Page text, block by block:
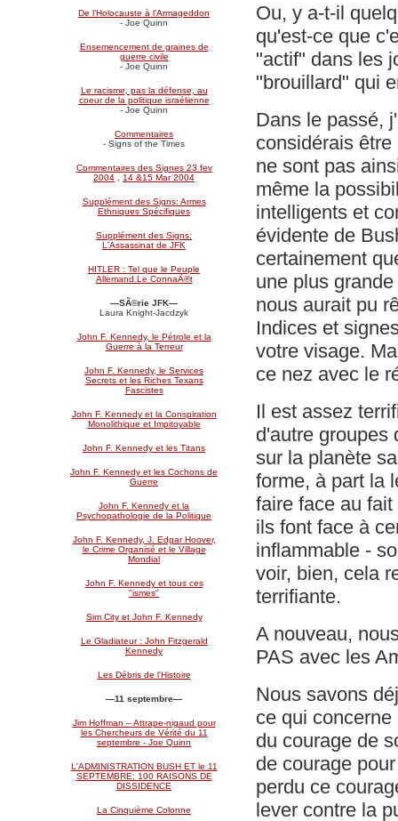
De l’Holocauste à l’Armageddon
- Joe Quinn
Ensemencement de graines de
guerre civile
- Joe Quinn
Le racisme, pas la défense, au
coeur de la politique israélienne
- Joe Quinn
Commentaires
- Signs of the Times
Commentaires des Signes 23 fev
2004
14 &15 Mar 2004
Supplément des Signs: Armes
Ethniques Spécifiques
Supplément des Signs:
L'Assassinat de JFK
HITLER : Tel que le Peuple
Allemand Le ConnaÃ®t
—SÃ©rie JFK—
Laura Knight-Jacdzyk
John F. Kennedy, le Pétrole et la
Guerre à la Terreur
John F. Kennedy, le Services
Secrets et les Riches Texans
Fascistes
John F. Kennedy et la Conspiration
Monolithique et Impitoyable
John F. Kennedy et les Titans
John F. Kennedy et les Cochons de
Guerre
John F. Kennedy et la
Psychopathologie de la Politique
John F. Kennedy, J. Edgar Hoover,
le Crime Organisé et le Village
Mondial
John F. Kennedy et tous ces
"ismes"
Sim City et John F. Kennedy
Le Gladiateur : John Fitzgerald
Kennedy
Les Débris de l'Histoire
—11 septembre—
Jim Hoffman – Attrape-nigaud pour
les Chercheurs de Vérité du 11
septembre - Joe Quinn
L'ADMINISTRATION BUSH ET le 11
SEPTEMBRE: 100 RAISONS DE
DISSIDENCE
La Cinquième Colonne
Ou, y a-t-il
qu'est-ce que
"actif" dans les
"brouillard" qui
Dans le passé,
considérais
ne sont pas
même la
intelligents et
évidente de
certainement
une plus
nous aurait pu
Indices et
votre visage.
ce nez avec le
Il est assez
d'autre groupes
sur la planète
forme, à part la
faire face au
ils font face à
inflammable -
voir, bien, cela
terrifiante.
A nouveau,
PAS avec les
Nous savons
ce qui
du courage de
de courage
perdu ce
lever contre la